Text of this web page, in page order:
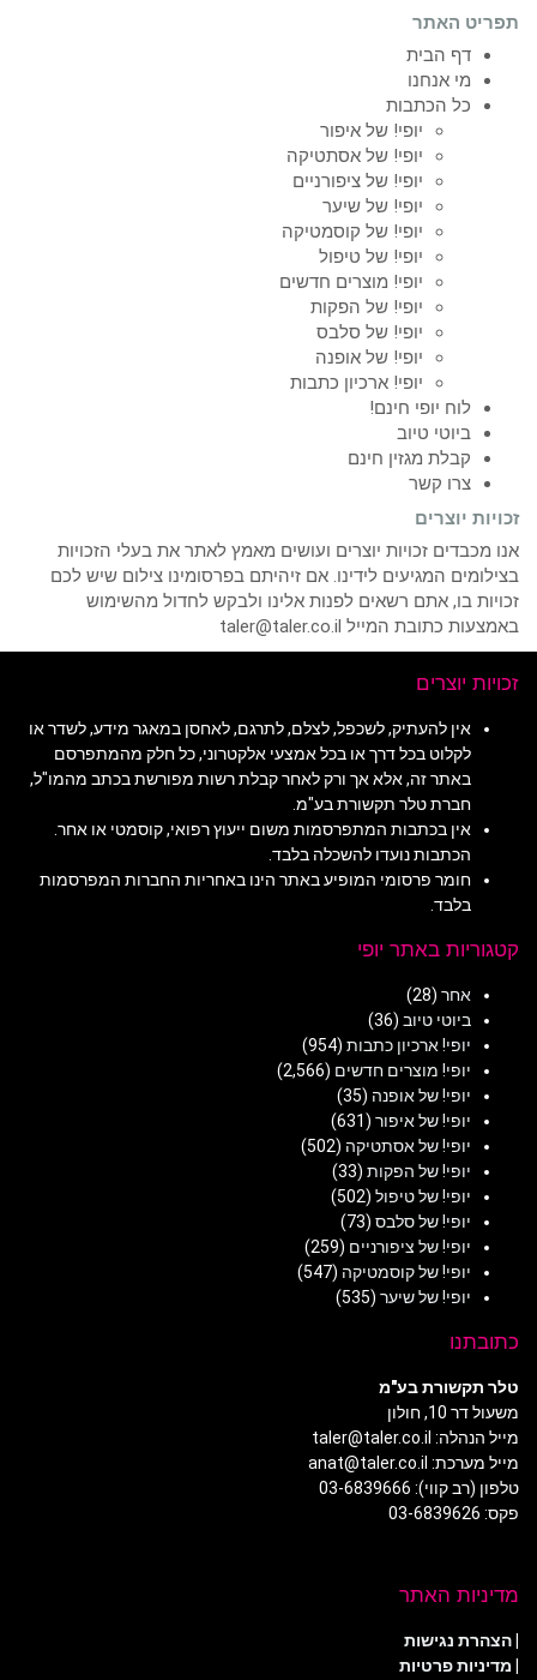
תפריט האתר
דף הבית
מי אנחנו
כל הכתבות
יופי! של איפור
יופי! של אסתטיקה
יופי! של ציפורניים
יופי! של שיער
יופי! של קוסמטיקה
יופי! של טיפול
יופי! מוצרים חדשים
יופי! של הפקות
יופי! של סלבס
יופי! של אופנה
יופי! ארכיון כתבות
לוח יופי חינם!
ביוטי טיוב
קבלת מגזין חינם
צרו קשר
זכויות יוצרים
אנו מכבדים זכויות יוצרים ועושים מאמץ לאתר את בעלי הזכויות
בצילומים המגיעים לידינו. אם זיהיתם בפרסומינו צילום שיש לכם
זכויות בו, אתם רשאים לפנות אלינו ולבקש לחדול מהשימוש
באמצעות כתובת המייל taler@taler.co.il
זכויות יוצרים
אין להעתיק, לשכפל, לצלם, לתרגם, לאחסן במאגר מידע, לשדר או
לקלוט בכל דרך או בכל אמצעי אלקטרוני, כל חלק מהמתפרסם
באתר זה, אלא אך ורק לאחר קבלת רשות מפורשת בכתב מהמו"ל,
חברת טלר תקשורת בע"מ.
אין בכתבות המתפרסמות משום ייעוץ רפואי, קוסמטי או אחר.
הכתבות נועדו להשכלה בלבד.
חומר פרסומי המופיע באתר הינו באחריות החברות המפרסמות
בלבד.
קטגוריות באתר יופי
אחר (28)
ביוטי טיוב (36)
יופי! ארכיון כתבות (954)
יופי! מוצרים חדשים (2,566)
יופי! של אופנה (35)
יופי! של איפור (631)
יופי! של אסתטיקה (502)
יופי! של הפקות (33)
יופי! של טיפול (502)
יופי! של סלבס (73)
יופי! של ציפורניים (259)
יופי! של קוסמטיקה (547)
יופי! של שיער (535)
כתובתנו
טלר תקשורת בע"מ
משעול דר 10, חולון
מייל הנהלה: taler@taler.co.il
מייל מערכת: anat@taler.co.il
טלפון (רב קווי): 03-6839666
פקס: 03-6839626
מדיניות האתר
|הצהרת נגישות
| מדיניות פרטיות